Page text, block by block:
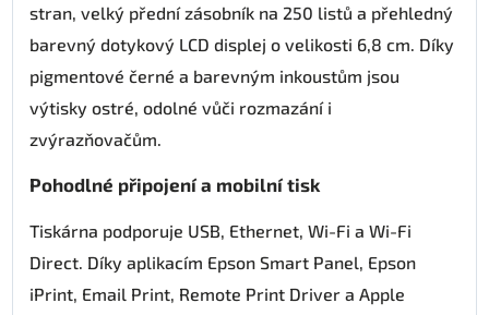
stran, velký přední zásobník na 250 listů a přehledný
barevný dotykový LCD displej o velikosti 6,8 cm. Díky
pigmentové černé a barevným inkoustům jsou
výtisky ostré, odolné vůči rozmazání i
zvýrazňovačům.
Pohodlné připojení a mobilní tisk
Tiskárna podporuje USB, Ethernet, Wi-Fi a Wi-Fi
Direct. Díky aplikacím Epson Smart Panel, Epson
iPrint, Email Print, Remote Print Driver a Apple